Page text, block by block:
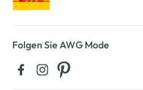
Folgen Sie AWG Mode